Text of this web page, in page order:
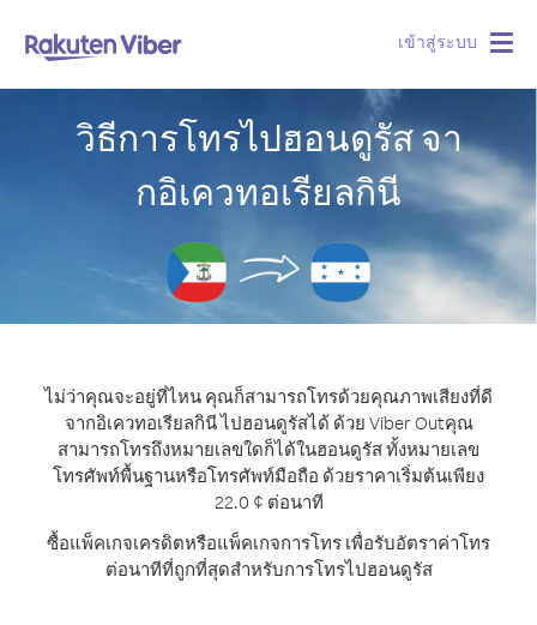
เข้าสู่ระบบ
วิธีการโทรไปฮอนดูรัส จา
กอิเควทอเรียลกินี
ไม่ว่าคุณจะอยู่ที่ไหน คุณก็สามารถโทรด้วยคุณภาพเสียงที่ดี
จากอิเควทอเรียลกินี ไปฮอนดูรัสได้ ด้วย Viber Outคุณ
สามารถโทรถึงหมายเลขใดก็ได้ในฮอนดูรัส ทั้งหมายเลข
โทรศัพท์พื้นฐานหรือโทรศัพท์มือถือ ด้วยราคาเริ่มต้นเพียง
22.0 ¢ ต่อนาที
ซื้อแพ็คเกจเครดิตหรือแพ็คเกจการโทร เพื่อรับอัตราค่าโทร
ต่อนาทีที่ถูกที่สุดสำหรับการโทรไปฮอนดูรัส